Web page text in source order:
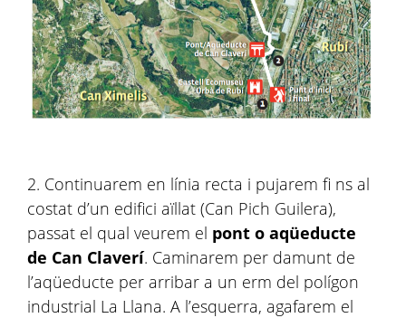
2. Continuarem en línia recta i pujarem fi ns al
costat d’un edifici aïllat (Can Pich Guilera),
passat el qual veurem el pont o aqüeducte
de Can Claverí. Caminarem per damunt de
l’aqüeducte per arribar a un erm del polígon
industrial La Llana. A l’esquerra, agafarem el